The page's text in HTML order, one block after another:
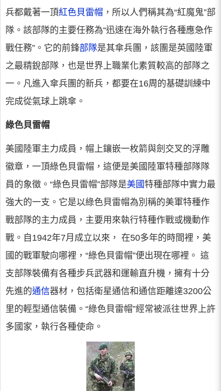
兵都戴著一頂紅色貝雷帽 ，所以人們稱其為“紅魔鬼”部
隊。該部隊的主要任務為“迅速在海外執行各種應急作
戰任務”。它的前鋒部隊是其傘兵團，該團是英國陸軍
之最精銳部隊，也是世界上職業化素質較高的部隊之
一。凡進入傘兵團的新兵，都要在16周的基礎訓練中
完成從氣球上跳傘。
綠色貝雷帽
美國陸軍主力成員，帽上鑲嵌一枚箭與劍交叉的浮雕
徽章，一頂綠色貝雷帽，這便是美國陸軍特種部隊隊
員的象徵。“綠色貝雷帽”部隊是美國特種部隊中實力最
強大的一支。它是以綠色貝雷帽為別稱的美軍特種作
戰部隊的主力成員，主要用來執行特種作戰或機動作
戰。自1942年7月成立以來， 在50多年的時間裡，美
國的戰軍駛向哪裡，“綠色貝雷帽”便出現在哪裡。 這
支部隊裝備有各種步兵武器和運輸直升機，擁有十分
先進的通信器材，包括衛星通信和通信距離達3200公
里的輕型通信裝備。“綠色貝雷帽”經常被派往世界上許
多國家，執行各種使命。